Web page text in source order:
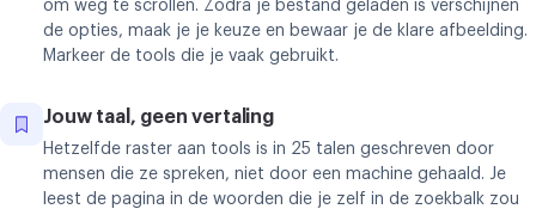
om weg te scrollen. Zodra je bestand geladen is verschijnen
de opties, maak je je keuze en bewaar je de klare afbeelding.
Markeer de tools die je vaak gebruikt.
Jouw taal, geen vertaling
Hetzelfde raster aan tools is in 25 talen geschreven door
mensen die ze spreken, niet door een machine gehaald. Je
leest de pagina in de woorden die je zelf in de zoekbalk zou